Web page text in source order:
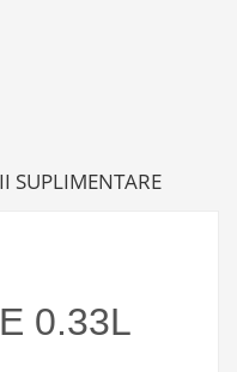
SUPLIMENTARE
0.33L